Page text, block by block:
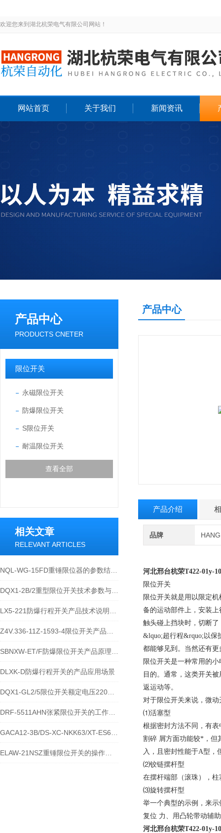
欢迎您来到湖北杭荣电气有限公司网站！
网站首页 关于我们 新闻资讯
产品中心
PRODUCTS CNETER
限位开关
永磁限位开关
防爆限位开关
S限位开关
耐温限位开关
查看全部
相关文章
RELEVANT ARTICLES
DLXK-D防爆行程开关的产品应用场景
产品中心
产品介绍
品牌
河北邢台杭荣T422-01y-
限位开关
限位开关就是用以限定
备的运动部件上，安装
触头碰上挡块时，切断
&lquo;超行程&rquo;以保
都能够见到。当然还有更
限位开关是一种常用的
目的。通常，这类开关
返运动等。
对于限位开关来说，微
⑴活塞型
根据密封方法不同，有
割碎 屑方面功能较*，但
入，且密封性能于A型，
⑵铰链摆杆型
在摆杆端部（滚珠），
⑶旋转摆杆型
举一个典型的示例，来
复位 力、用凸轮带动辅
河北邢台杭荣T422-01y-